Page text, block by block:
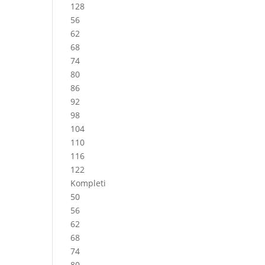
128
56
62
68
74
80
86
92
98
104
110
116
122
Kompleti
50
56
62
68
74